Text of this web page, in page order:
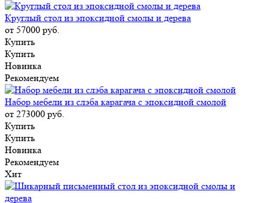
Круглый стол из эпоксидной смолы и дерева
от 57000 руб.
Купить
Купить
Новинка
Рекомендуем
Набор мебели из слэба карагача с эпоксидной смолой
от 273000 руб.
Купить
Купить
Новинка
Рекомендуем
Хит